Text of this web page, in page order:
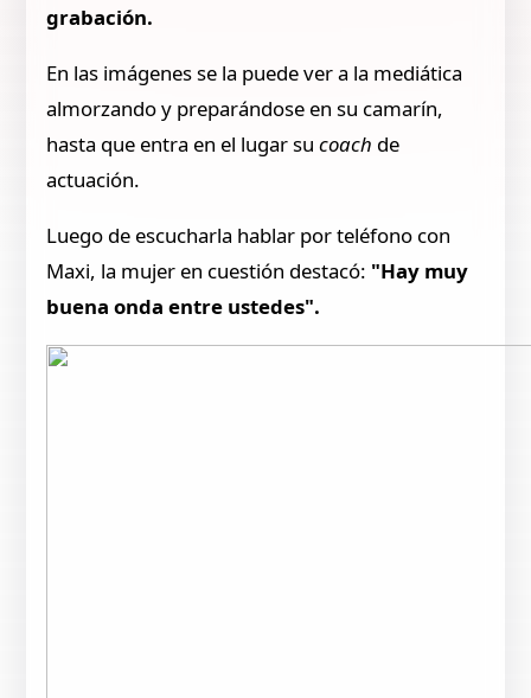
grabación.
En las imágenes se la puede ver a la mediática
almorzando y preparándose en su camarín,
hasta que entra en el lugar sucoach de
actuación.
Luego de escucharla hablar por teléfono con
Maxi, la mujer en cuestión destacó: "Hay muy
buena onda entre ustedes".